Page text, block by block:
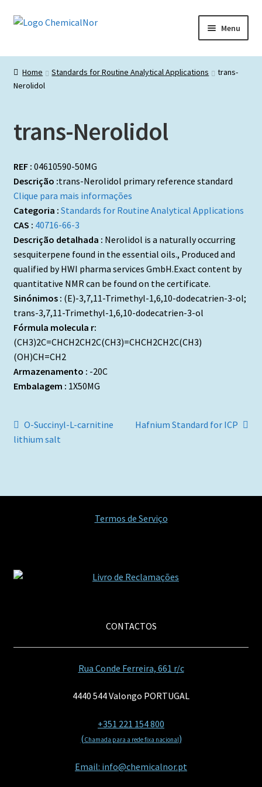
Ir
Saltar
Menu
Início
Lista de produtos
Home Standards for Routine Analytical Applications
trans-
Nerolidol
trans-Nerolidol
REF : 04610590-50MG
Descrição :trans-Nerolidol primary reference standard
Clique para mais informações
Categoria : Standards for Routine Analytical Applications
CAS : 40716-66-3
Descrição detalhada : Nerolidol is a naturally occurring
sesquiterpene found in the essential oils., Produced and
qualified by HWI pharma services GmbH.Exact content by
quantitative NMR can be found on the certificate.
Sinónimos : (E)-3,7,11-Trimethyl-1,6,10-dodecatrien-3-ol;
trans-3,7,11-Trimethyl-1,6,10-dodecatrien-3-ol
Fórmula molecula r:
(CH3)2C=CHCH2CH2C(CH3)=CHCH2CH2C(CH3)
(OH)CH=CH2
Armazenamento : -20C
Embalagem : 1X50MG
Navegação
de
Artigo
anterior:
O-Succinyl-L-carnitine
lithium salt
Artigo
Hafnium Standard for ICP
Termos de Serviço
CONTACTOS
Rua Conde Ferreira, 661 r/c
4440 544 Valongo PORTUGAL
+351 221 154 800
(Chamada para a rede fixa nacional)
Email: info@chemicalnor.pt